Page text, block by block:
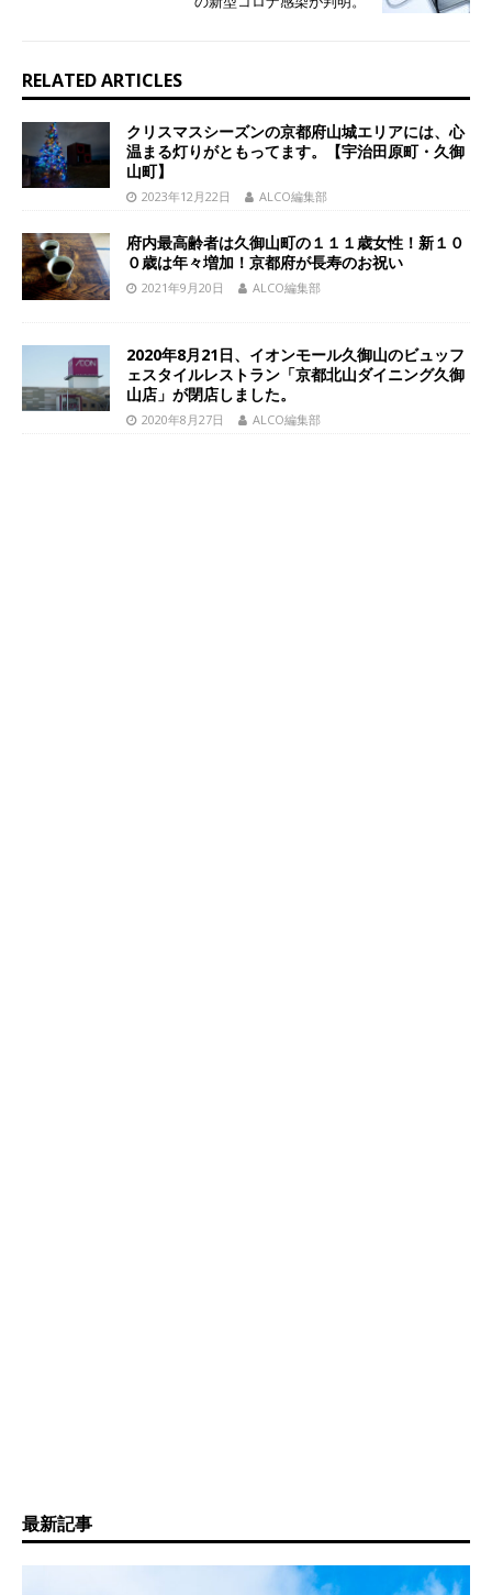
RELATED ARTICLES
クリスマスシーズンの京都府山城エリアには、心
温まる灯りがともってます。【宇治田原町・久御
山町】
2023年12月22日 ALCO編集部
府内最高齢者は久御山町の１１１歳女性！新１０
０歳は年々増加！京都府が長寿のお祝い
2021年9月20日 ALCO編集部
2020年8月21日、イオンモール久御山のビュッフ
ェスタイルレストラン「京都北山ダイニング久御
山店」が閉店しました。
2020年8月27日 ALCO編集部
最新記事